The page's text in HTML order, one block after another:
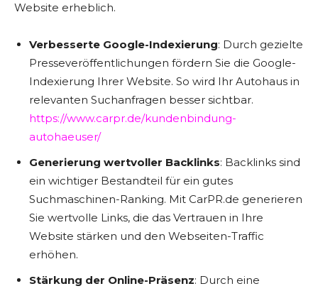
Website erheblich.
Verbesserte Google-Indexierung: Durch gezielte
Presseveröffentlichungen fördern Sie die Google-
Indexierung Ihrer Website. So wird Ihr Autohaus in
relevanten Suchanfragen besser sichtbar.
https://www.carpr.de/kundenbindung-
autohaeuser/
Generierung wertvoller Backlinks: Backlinks sind
ein wichtiger Bestandteil für ein gutes
Suchmaschinen-Ranking. Mit CarPR.de generieren
Sie wertvolle Links, die das Vertrauen in Ihre
Website stärken und den Webseiten-Traffic
erhöhen.
Stärkung der Online-Präsenz: Durch eine